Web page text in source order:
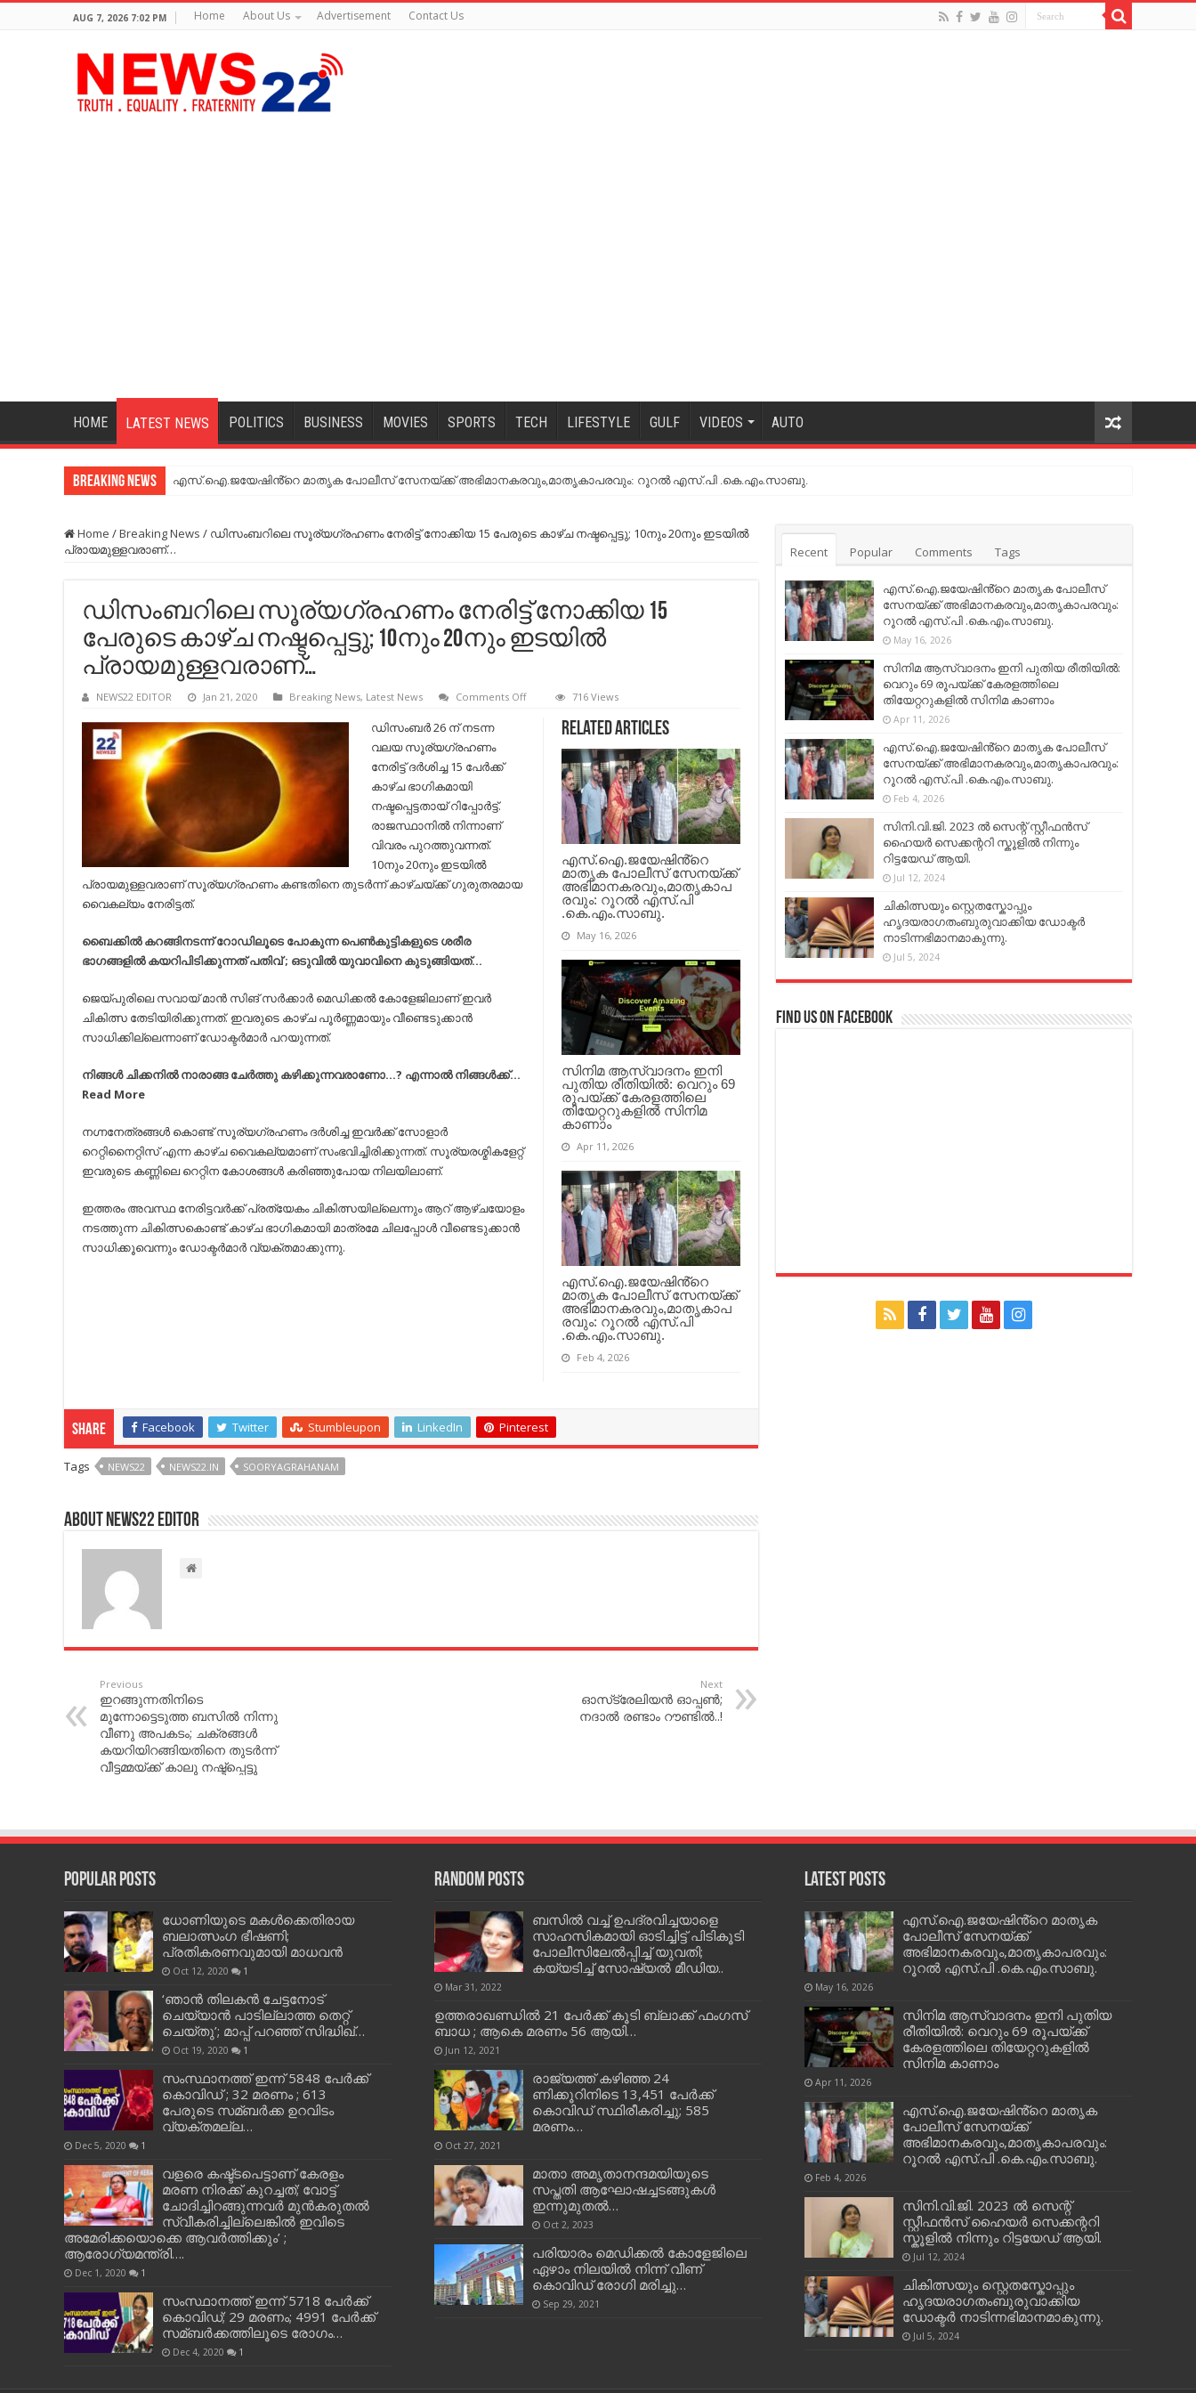
AUG 7, 2026 7:02 PM Home About Us Advertisement Contact Us
HOME LATEST NEWS POLITICS BUSINESS MOVIES SPORTS TECH LIFESTYLE GULF VIDEOS AUTO
Breaking News എസ്.ഐ.ജയേഷിൻ്റെ മാതൃക പോലീസ് സേനയ്ക്ക് അഭിമാനകരവും,മാതൃകാപരവും: റൂറൽ എസ്.പി .കെ.എം.സാബു.
Home /Breaking News / ഡിസംബറിലെ സൂര്യഗ്രഹണം നേരിട്ട് നോക്കിയ 15 പേരുടെ കാഴ്ച നഷ്ടപ്പെട്ടു; 10നും 20നും ഇടയില്‍
പ്രായമുള്ളവരാണ്…
ഡിസംബറിലെ സൂര്യഗ്രഹണം നേരിട്ട് നോക്കിയ 15
പേരുടെ കാഴ്ച നഷ്ടപ്പെട്ടു; 10നും 20നും ഇടയില്‍
പ്രായമുള്ളവരാണ്…
NEWS22 EDITOR Jan 21, 2020 Breaking News, Latest News Comments Offon
സൂര്യഗ്രഹണം
നോക്കിയ
നഷ്ടപ്പെട്ടു;
ഇടയില്‍
പ്രായമുള്ളവരാണ്…
716 Views
Related Articles
എസ്.ഐ.ജയേഷിൻ്റെ
മാതൃക പോലീസ് സേനയ്ക്ക്
അഭിമാനകരവും,മാതൃകാപ
രവും: റൂറൽ എസ്.പി
.കെ.എം.സാബു.
May 16, 2026
സിനിമ ആസ്വാദനം ഇനി
പുതിയ രീതിയിൽ: വെറും 69
രൂപയ്ക്ക് കേരളത്തിലെ
തിയേറ്ററുകളിൽ സിനിമ
കാണാം
Apr 11, 2026
എസ്.ഐ.ജയേഷിൻ്റെ
മാതൃക പോലീസ് സേനയ്ക്ക്
അഭിമാനകരവും,മാതൃകാപ
രവും: റൂറൽ എസ്.പി
.കെ.എം.സാബു.
Feb 4, 2026
ഡിസംബര്‍ 26 ന് നടന്ന
വലയ സൂര്യഗ്രഹണം
നേരിട്ട് ദര്‍ശിച്ച 15 പേര്‍ക്ക്
കാഴ്ച ഭാഗികമായി
നഷ്ടപ്പെട്ടതായ് റിപ്പോര്‍ട്ട്.
രാജസ്ഥാനില്‍ നിന്നാണ്
വിവരം പുറത്തുവന്നത്.
10നും 20നും ഇടയില്‍
പ്രായമുള്ളവരാണ് സൂര്യഗ്രഹണം കണ്ടതിനെ തുടര്‍ന്ന് കാഴ്ചയ്ക്ക് ഗുരുതരമായ
വൈകല്യം നേരിട്ടത്.
ബൈ​ക്കി​ല്‍ ക​റ​ങ്ങി​ന​ട​ന്ന് റോ​ഡി​ലൂ​ടെ​ പോ​കു​ന്ന പെണ്‍കുട്ടികളുടെ ശരീര
ഭാഗങ്ങളില്‍ കയറിപിടിക്കുന്നത് പതിവ് ; ഒടുവില്‍ യുവാവിനെ കുടുങ്ങിയത്…
ജെയ്പുരിലെ സവായ് മാന്‍ സിങ് സര്‍ക്കാര്‍ മെഡിക്കല്‍ കോളേജിലാണ് ഇവര്‍
ചികിത്സ തേടിയിരിക്കുന്നത്. ഇവരുടെ കാഴ്ച പൂര്‍ണ്ണമായും വീണ്ടെടുക്കാന്‍
സാധിക്കില്ലെന്നാണ് ഡോക്ടര്‍മാര്‍ പറയുന്നത്.
നിങ്ങള്‍ ചിക്കനില്‍ നാരാങ്ങ ചേര്‍ത്തു കഴിക്കുന്നവരാണോ…? എന്നാല്‍ നിങ്ങള്‍ക്ക്…
Read More
നഗ്നനേത്രങ്ങള്‍ കൊണ്ട് സൂര്യഗ്രഹണം ദര്‍ശിച്ച ഇവര്‍ക്ക് സോളാര്‍
റെറ്റിനൈറ്റിസ് എന്ന കാഴ്ച വൈകല്യമാണ് സംഭവിച്ചിരിക്കുന്നത്. സൂര്യരശ്മികളേറ്റ്
ഇവരുടെ കണ്ണിലെ റെറ്റിന കോശങ്ങള്‍ കരിഞ്ഞുപോയ നിലയിലാണ്.
ഇത്തരം അവസ്ഥ നേരിട്ടവര്‍ക്ക് പ്രത്യേകം ചികിത്സയില്ലെന്നും ആറ് ആഴ്ചയോളം
നടത്തുന്ന ചികിത്സകൊണ്ട് കാഴ്ച ഭാഗികമായി മാത്രമേ ചിലപ്പോള്‍ വീണ്ടെടുക്കാന്‍
സാധിക്കൂവെന്നും ഡോക്ടര്‍മാര്‍ വ്യക്തമാക്കുന്നു.
Share Facebook Twitter Stumbleupon LinkedIn Pinterest
Tags NEWS22 NEWS22.IN SOORYAGRAHANAM
About NEWS22 EDITOR
Previous
ഇറങ്ങുന്നതിനിടെ
മുന്നോട്ടെടുത്ത ബസില്‍ നിന്നു
വീണു അപകടം; ചക്രങ്ങള്‍
കയറിയിറങ്ങിയതിനെ തുടര്‍ന്ന്
വീട്ടമ്മയ്ക്ക് കാലു നഷ്ട്‌പ്പെട്ടു
Next
ഓസ്‌ട്രേലിയന്‍ ഓപ്പണ്‍;
നദാല്‍ രണ്ടാം റൗണ്ടില്‍..!
Recent Popular Comments Tags
എസ്.ഐ.ജയേഷിൻ്റെ മാതൃക പോലീസ്
സേനയ്ക്ക് അഭിമാനകരവും,മാതൃകാപരവും:
റൂറൽ എസ്.പി .കെ.എം.സാബു.
May 16, 2026
സിനിമ ആസ്വാദനം ഇനി പുതിയ രീതിയിൽ:
വെറും 69 രൂപയ്ക്ക് കേരളത്തിലെ
തിയേറ്ററുകളിൽ സിനിമ കാണാം
Apr 11, 2026
എസ്.ഐ.ജയേഷിൻ്റെ മാതൃക പോലീസ്
സേനയ്ക്ക് അഭിമാനകരവും,മാതൃകാപരവും:
റൂറൽ എസ്.പി .കെ.എം.സാബു.
Feb 4, 2026
സിനി.വി.ജി. 2023 ൽ സെന്റ് സ്റ്റീഫൻസ്
ഹൈയർ സെക്കന്ററി സ്കൂളിൽ നിന്നും
റിട്ടയേഡ് ആയി.
Jul 12, 2024
ചികിത്സയും സ്റ്റെതസ്കോപ്പും
ഹൃദയരാഗതംബുരുവാക്കിയ ഡോക്ടർ
നാടിന്നഭിമാനമാകുന്നു.
Jul 5, 2024
Find us on Facebook
Popular Posts
ധോണിയുടെ മകള്‍ക്കെതിരായ
ബലാത്സംഗ ഭീഷണി;
പ്രതികരണവുമായി മാധവന്‍
Oct 12, 2020 1
‘ഞാന്‍ തിലകന്‍ ചേട്ടനോട്
ചെയ്യാന്‍ പാടില്ലാത്ത തെറ്റ്
ചെയ്തു’; മാപ്പ് പറഞ്ഞ് സിദ്ധിഖ്…
Oct 19, 2020 1
സംസ്ഥാനത്ത് ഇന്ന് 5848 പേര്‍ക്ക്
കൊവി‌ഡ് ; 32 മരണം ; 613
പേരുടെ സമ്ബര്‍ക്ക ഉറവിടം
വ്യക്തമല്ല…
Dec 5, 2020 1
വളരെ കഷ്ട്ടപെട്ടാണ് കേരളം
മരണ നിരക്ക് കുറച്ചത്; വോട്ട്
ചോദിച്ചിറങ്ങുന്നവർ മുൻകരുതൽ
സ്വീകരിച്ചില്ലെങ്കിൽ ഇവിടെ
അമേരിക്കയൊക്കെ ആവർത്തിക്കും’ ;
ആരോഗ്യമന്ത്രി….
Dec 1, 2020 1
സംസ്ഥാനത്ത് ഇന്ന് 5718 പേര്‍ക്ക്
കൊവിഡ്; 29 മരണം; 4991 പേര്‍ക്ക്
സമ്ബര്‍ക്കത്തിലൂടെ രോഗം…
Dec 4, 2020 1
Random Posts
ബസില്‍ വച്ച് ഉപദ്രവിച്ചയാളെ
സാഹസികമായി ഓടിച്ചിട്ട് പിടികൂടി
പോലീസിലേല്‍പ്പിച്ച്‌ യുവതി;
കയ്യടിച്ച് സോഷ്യൽ മീഡിയ..
Mar 31, 2022
ഉത്തരാഖണ്ഡില്‍ 21 പേര്‍ക്ക് കൂടി ബ്ലാക്ക് ഫംഗസ്
ബാധ ; ആകെ മരണം 56 ആയി…
Jun 12, 2021
രാജ്യത്ത് കഴിഞ്ഞ 24
ണിക്കൂറിനിടെ 13,451 പേര്‍ക്ക്
കൊവിഡ് സ്ഥിരീകരിച്ചു; 585
മരണം…
Oct 27, 2021
മാതാ അമൃതാനന്ദമയിയുടെ
സപ്തതി ആഘോഷച്ചടങ്ങുകൾ
ഇന്നുമുതൽ…
Oct 2, 2023
പരിയാരം മെഡിക്കല്‍ കോളേജിലെ
ഏഴാം നിലയില്‍ നിന്ന് വീണ്
കൊവിഡ് രോഗി മരിച്ചു…
Sep 29, 2021
Latest Posts
എസ്.ഐ.ജയേഷിൻ്റെ മാതൃക
പോലീസ് സേനയ്ക്ക്
അഭിമാനകരവും,മാതൃകാപരവും:
റൂറൽ എസ്.പി .കെ.എം.സാബു.
May 16, 2026
സിനിമ ആസ്വാദനം ഇനി പുതിയ
രീതിയിൽ: വെറും 69 രൂപയ്ക്ക്
കേരളത്തിലെ തിയേറ്ററുകളിൽ
സിനിമ കാണാം
Apr 11, 2026
എസ്.ഐ.ജയേഷിൻ്റെ മാതൃക
പോലീസ് സേനയ്ക്ക്
അഭിമാനകരവും,മാതൃകാപരവും:
റൂറൽ എസ്.പി .കെ.എം.സാബു.
Feb 4, 2026
സിനി.വി.ജി. 2023 ൽ സെന്റ്
സ്റ്റീഫൻസ് ഹൈയർ സെക്കന്ററി
സ്കൂളിൽ നിന്നും റിട്ടയേഡ് ആയി.
Jul 12, 2024
ചികിത്സയും സ്റ്റെതസ്കോപ്പും
ഹൃദയരാഗതംബുരുവാക്കിയ
ഡോക്ടർ നാടിന്നഭിമാനമാകുന്നു.
Jul 5, 2024